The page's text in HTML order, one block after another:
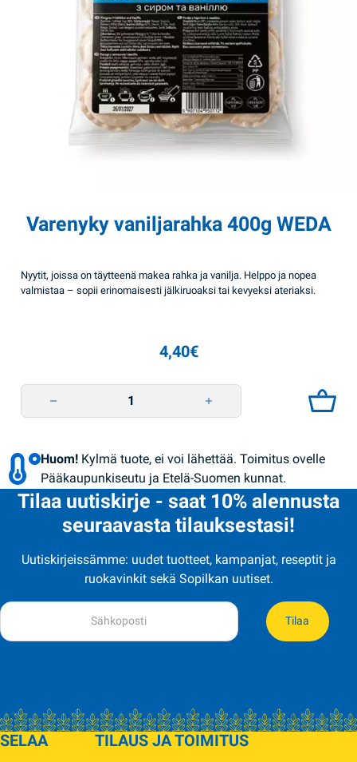
Varenyky vaniljarahka 400g WEDA
Nyytit, joissa on täytteenä makea rahka ja vanilja. Helppo ja nopea
valmistaa – sopii erinomaisesti jälkiruoaksi tai kevyeksi ateriaksi.
4,40€
Huom! Kylmä tuote, ei voi lähettää. Toimitus ovelle
Pääkaupunkiseutu ja Etelä-Suomen kunnat.
Tilaa uutiskirje - saat 10% alennusta
seuraavasta tilauksestasi!
Uutiskirjeissämme: uudet tuotteet, kampanjat, reseptit ja
ruokavinkit sekä Sopilkan uutiset.
Tilaa
SELAA TILAUS JA TOIMITUS